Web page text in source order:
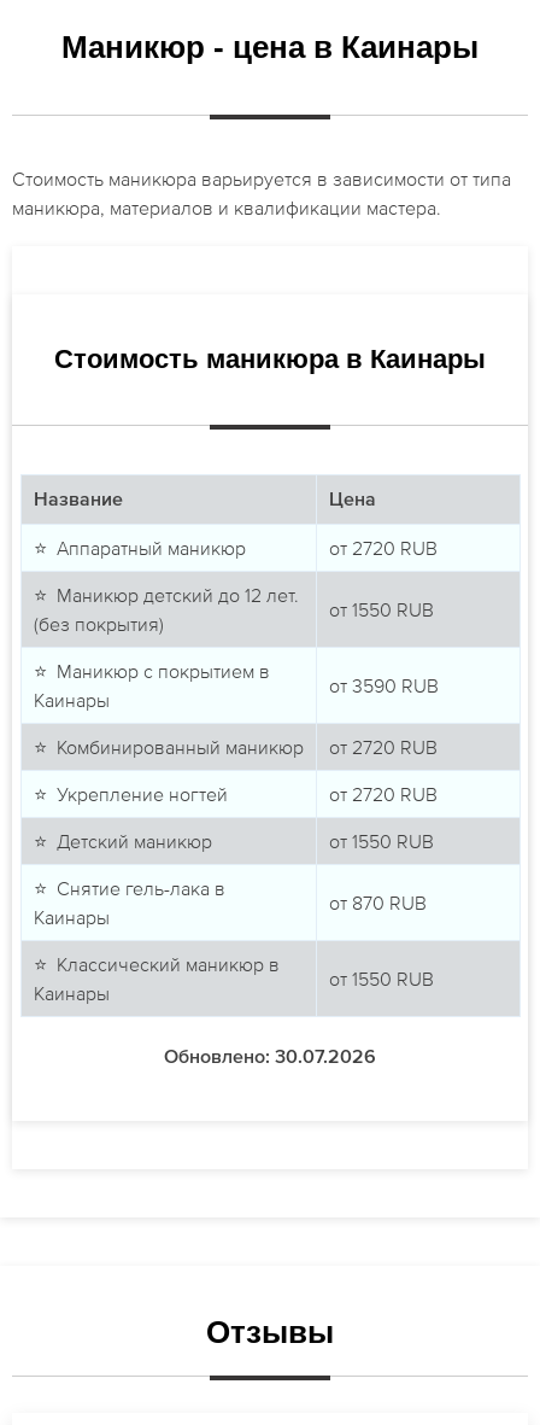
Маникюр - цена в Каинары
Стоимость маникюра варьируется в зависимости от типа
маникюра, материалов и квалификации мастера.
Стоимость маникюра в Каинары
Название Цена
⭐ Аппаратный маникюр от 2720 RUB
⭐ Маникюр детский до 12 лет.
(без покрытия)
от 1550 RUB
⭐ Маникюр с покрытием в
Каинары
от 3590 RUB
⭐ Комбинированный маникюр от 2720 RUB
⭐ Укрепление ногтей от 2720 RUB
⭐ Детский маникюр от 1550 RUB
⭐ Снятие гель-лака в
Каинары
от 870 RUB
⭐ Классический маникюр в
Каинары
от 1550 RUB
Обновлено: 30.07.2026
Отзывы